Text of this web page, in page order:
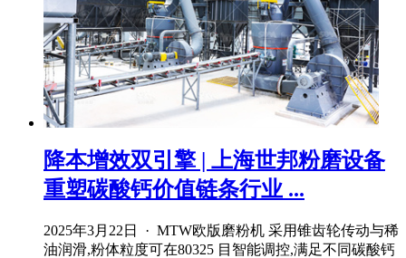
降本增效双引擎 | 上海世邦粉磨设备
重塑碳酸钙价值链条行业 ...
2025年3月22日 · MTW欧版磨粉机 采用锥齿轮传动与稀
油润滑,粉体粒度可在80325 目智能调控,满足不同碳酸钙